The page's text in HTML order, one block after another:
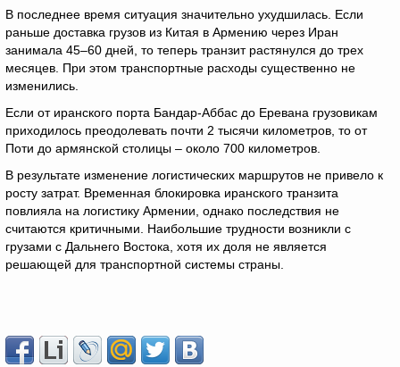
В последнее время ситуация значительно ухудшилась. Если
раньше доставка грузов из Китая в Армению через Иран
занимала 45–60 дней, то теперь транзит растянулся до трех
месяцев. При этом транспортные расходы существенно не
изменились.
Если от иранского порта Бандар-Аббас до Еревана грузовикам
приходилось преодолевать почти 2 тысячи километров, то от
Поти до армянской столицы – около 700 километров.
В результате изменение логистических маршрутов не привело к
росту затрат. Временная блокировка иранского транзита
повлияла на логистику Армении, однако последствия не
считаются критичными. Наибольшие трудности возникли с
грузами с Дальнего Востока, хотя их доля не является
решающей для транспортной системы страны.